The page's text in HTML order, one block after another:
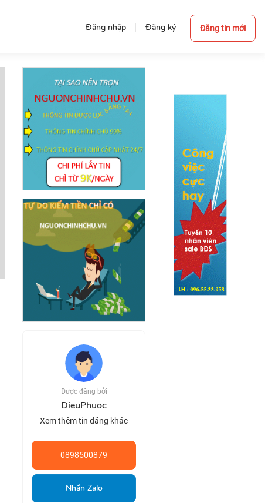
Đăng nhập Đăng ký Đăng tin mới
Được đăng bởi
DieuPhuoc
Xem thêm tin đăng khác
0898500879
Nhắn Zalo